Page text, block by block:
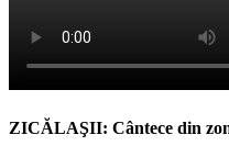
ZICĂLAŞII: Cântece din